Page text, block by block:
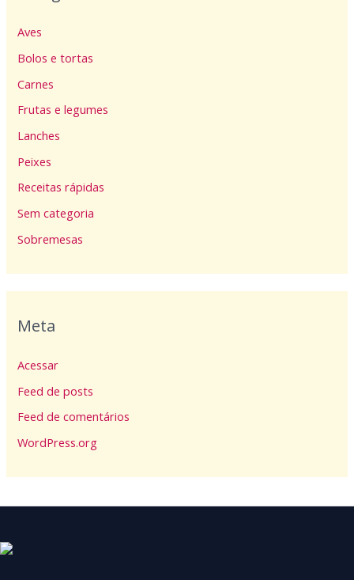
Aves
Bolos e tortas
Carnes
Frutas e legumes
Lanches
Peixes
Receitas rápidas
Sem categoria
Sobremesas
Meta
Acessar
Feed de posts
Feed de comentários
WordPress.org